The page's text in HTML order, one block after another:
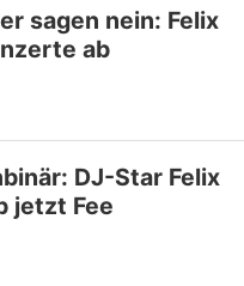
sagen nein: Felix
ab
DJ-Star Felix
jetzt Fee